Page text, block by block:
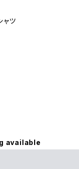
ャツ
available